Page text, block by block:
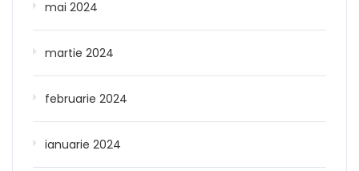
mai 2024
martie 2024
februarie 2024
ianuarie 2024